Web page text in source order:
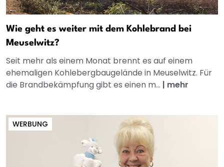
Wie geht es weiter mit dem Kohlebrand bei
Meuselwitz?
Seit mehr als einem Monat brennt es auf einem
ehemaligen Kohlebergbaugelände in Meuselwitz. Für
die Brandbekämpfung gibt es einen m... | mehr
WERBUNG